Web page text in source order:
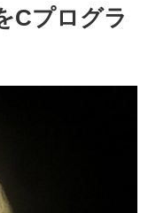
Cプログラ